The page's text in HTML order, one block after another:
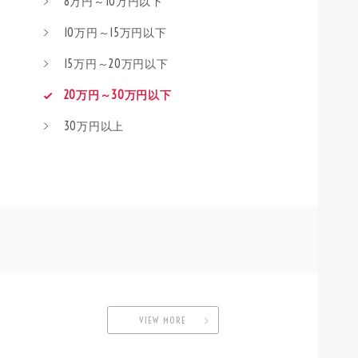
10万円～15万円以下
15万円～20万円以下
20万円～30万円以下
30万円以上
VIEW MORE